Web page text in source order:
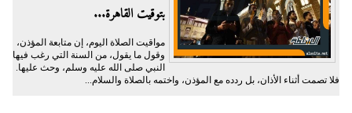
بتوقيت القاهرة...
مواقيت الصلاة اليوم، إن متابعة المؤذن،
وقول ما يقول، من السنة التي رغب فيها
النبي صلى الله عليه وسلم، وحث عليها.
فلا تصمت أثناء الأذان، بل ردده مع المؤذن، واختمه بالصلاة والسلام...